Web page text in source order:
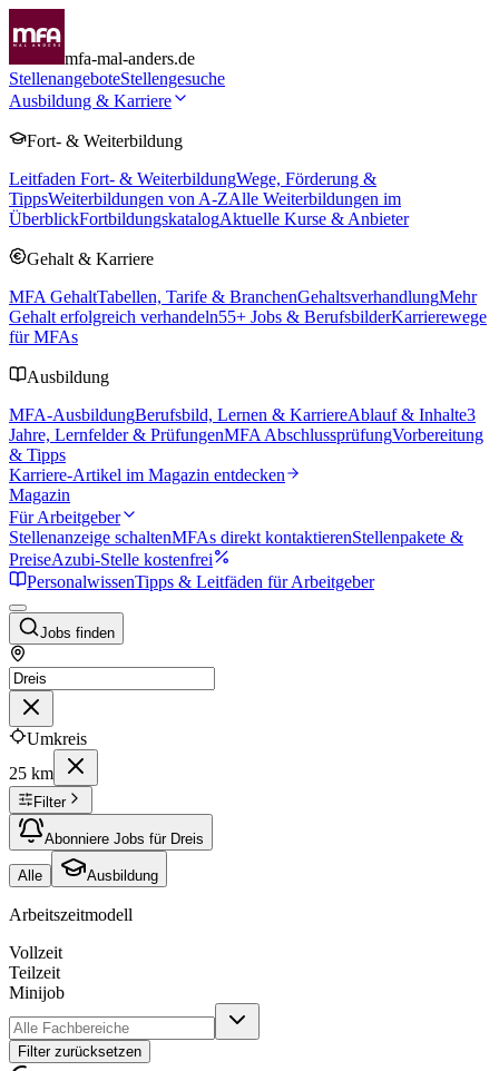
mfa-mal-anders.de
StellenangeboteStellengesuche
Ausbildung & Karriere
Fort- & Weiterbildung
Leitfaden Fort- & WeiterbildungWege, Förderung &
TippsWeiterbildungen von A-ZAlle Weiterbildungen im
ÜberblickFortbildungskatalogAktuelle Kurse & Anbieter
Gehalt & Karriere
MFA GehaltTabellen, Tarife & BranchenGehaltsverhandlungMehr
Gehalt erfolgreich verhandeln55+ Jobs & BerufsbilderKarrierewege
für MFAs
Ausbildung
MFA-AusbildungBerufsbild, Lernen & KarriereAblauf & Inhalte3
Jahre, Lernfelder & PrüfungenMFA AbschlussprüfungVorbereitung
& Tipps
Karriere-Artikel im Magazin entdecken
Magazin
Für Arbeitgeber
Stellenanzeige schaltenMFAs direkt kontaktierenStellenpakete &
PreiseAzubi-Stelle kostenfrei
PersonalwissenTipps & Leitfäden für Arbeitgeber
Jobs finden
Umkreis
25 km
Filter
Abonniere Jobs für Dreis
Alle Ausbildung
Arbeitszeitmodell
Vollzeit
Teilzeit
Minijob
Filter zurücksetzen